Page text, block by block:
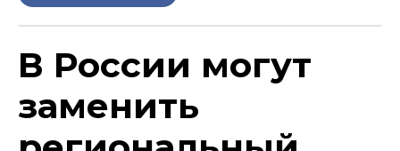
В России могут
заменить